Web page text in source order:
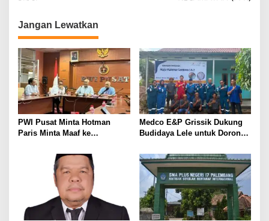
g
a
s
i
p
o
s
Jangan Lewatkan
PWI Pusat Minta Hotman
Paris Minta Maaf ke
Pers Harus Dihormati
Medco E&P Grissik Dukung
Budidaya Lele untuk Dorong
Masyarakat